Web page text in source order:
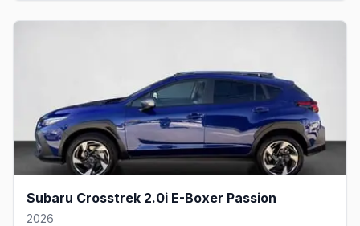
Subaru Crosstrek 2.0i E-Boxer Passion
2026